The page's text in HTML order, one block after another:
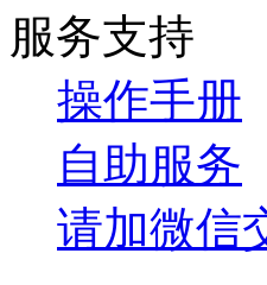
服务支持
操作手册
自助服务
请加微信